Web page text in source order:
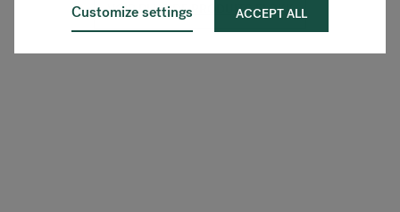
Customize settings ACCEPT ALL
VOIR PLUS DE PRODUITS FLOKK